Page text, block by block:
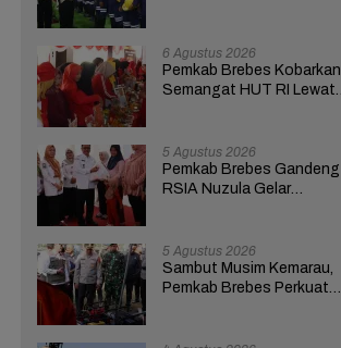
6 Agustus 2026
Pemkab Brebes Kobarkan
Semangat HUT RI Lewat
5 Agustus 2026
Pemkab Brebes Gandeng
RSIA Nuzula Gelar
5 Agustus 2026
Sambut Musim Kemarau,
Pemkab Brebes Perkuat